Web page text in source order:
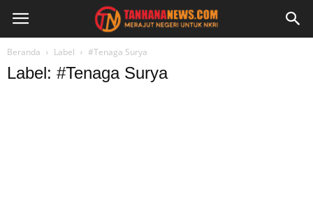
Beranda Label #Tenaga Surya
Label: #Tenaga Surya